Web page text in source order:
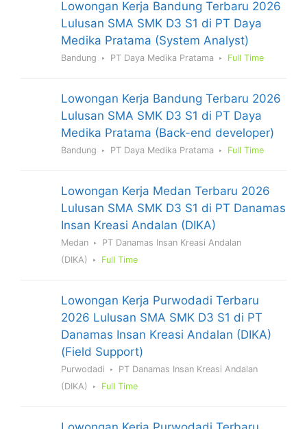
Lowongan Kerja Bandung Terbaru 2026
Lulusan SMA SMK D3 S1 di PT Daya
Medika Pratama (System Analyst)
Bandung PT Daya Medika Pratama Full Time
Lowongan Kerja Bandung Terbaru 2026
Lulusan SMA SMK D3 S1 di PT Daya
Medika Pratama (Back-end developer)
Bandung PT Daya Medika Pratama Full Time
Lowongan Kerja Medan Terbaru 2026
Lulusan SMA SMK D3 S1 di PT Danamas
Insan Kreasi Andalan (DIKA)
Medan
PT Danamas Insan Kreasi Andalan
(DIKA)
Full Time
Lowongan Kerja Purwodadi Terbaru
2026 Lulusan SMA SMK D3 S1 di PT
Danamas Insan Kreasi Andalan (DIKA)
(Field Support)
Purwodadi
PT Danamas Insan Kreasi Andalan
(DIKA)
Full Time